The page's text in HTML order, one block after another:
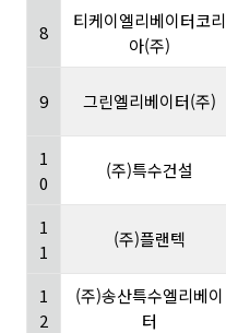
8
티케이엘리베이터코리
아(주)
9 그린엘리베이터(주)
1
0
(주)특수건설
1
1
(주)플랜텍
1
2
(주)송산특수엘리베이
터